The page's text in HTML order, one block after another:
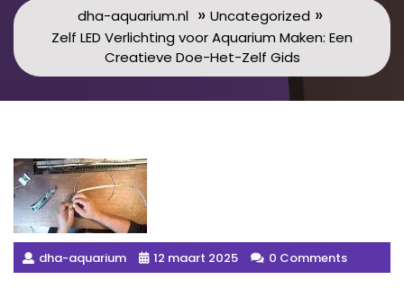
dha-aquarium.nl» Uncategorized »
Zelf LED Verlichting voor Aquarium Maken: Een
Creatieve Doe-Het-Zelf Gids
dha-aquarium 12 maart 2025 0 Comments